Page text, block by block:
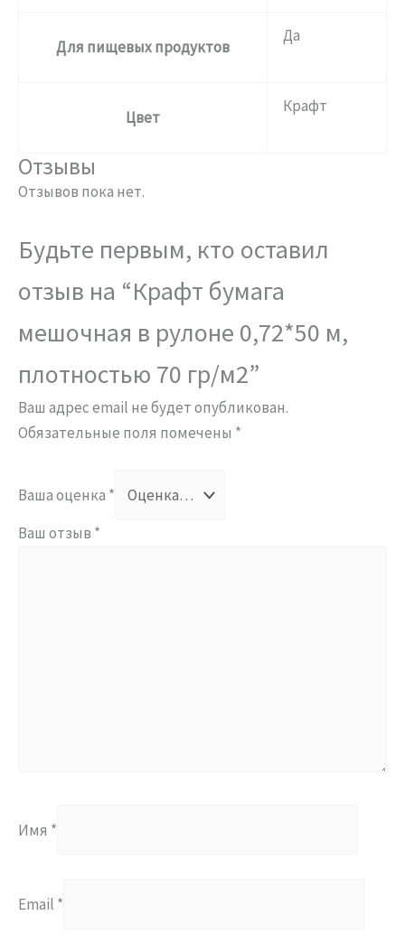
Для пищевых продуктов
Да
Цвет
Крафт
Отзывы
Отзывов пока нет.
Будьте первым, кто оставил
отзыв на “Крафт бумага
мешочная в рулоне 0,72*50 м,
плотностью 70 гр/м2”
Ваш адрес email не будет опубликован.
Обязательные поля помечены *
Ваша оценка *
Ваш отзыв *
Имя *
Email *